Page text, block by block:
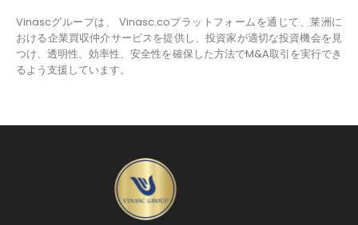
Vinascグループは、 Vinasc.coプラットフォームを通じて、莱洲に
おける企業買収仲介サービスを提供し、投資家が適切な投資機会を見
つけ、透明性、効率性、安全性を確保した方法でM&A取引を実行でき
るよう支援しています。